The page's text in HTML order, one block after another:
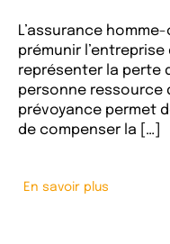
L’assurance
prémunir
représenter la perte
personne ressource
prévoyance permet
de compenser la […]
En savoir plus